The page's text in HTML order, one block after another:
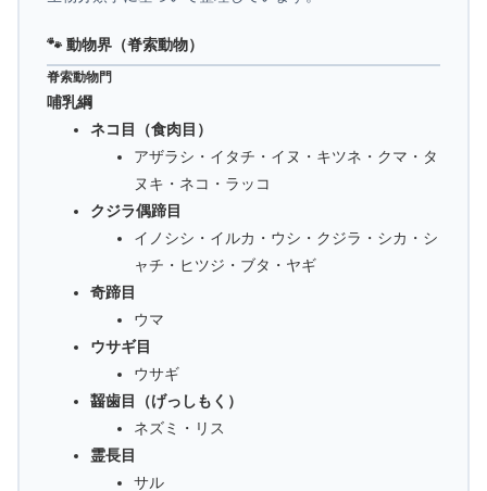
🐾 動物界（脊索動物）
脊索動物門
哺乳綱
ネコ目（食肉目）
アザラシ・イタチ・イヌ・キツネ・クマ・タ
ヌキ・ネコ・ラッコ
クジラ偶蹄目
イノシシ・イルカ・ウシ・クジラ・シカ・シ
ャチ・ヒツジ・ブタ・ヤギ
奇蹄目
ウマ
ウサギ目
ウサギ
齧歯目（げっしもく）
ネズミ・リス
霊長目
サル